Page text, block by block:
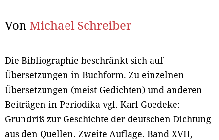
Von Michael Schreiber
Die Bibliographie beschränkt sich auf
Übersetzungen in Buchform. Zu einzelnen
Übersetzungen (meist Gedichten) und anderen
Beiträgen in Periodika vgl. Karl Goedeke:
Grundriß zur Geschichte der deutschen Dichtung
aus den Quellen. Zweite Auflage. Band XVII,